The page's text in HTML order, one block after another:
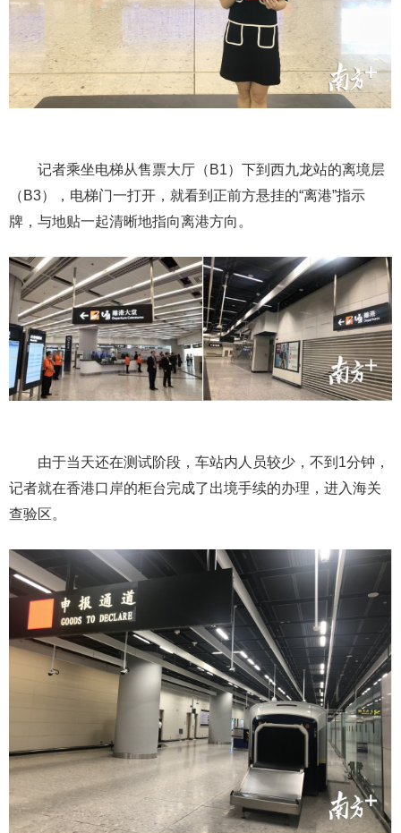
记者乘坐电梯从售票大厅（B1）下到西九龙站的离境层
（B3），电梯门一打开，就看到正前方悬挂的“离港”指示
牌，与地贴一起清晰地指向离港方向。
由于当天还在测试阶段，车站内人员较少，不到1分钟，
记者就在香港口岸的柜台完成了出境手续的办理，进入海关
查验区。